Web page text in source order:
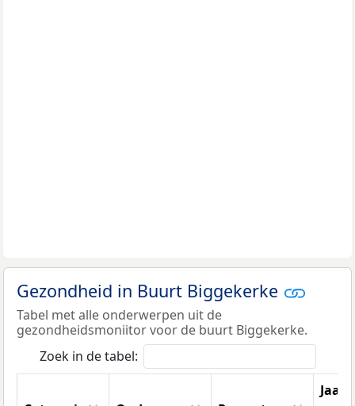
Gezondheid in Buurt Biggekerke
Tabel met alle onderwerpen uit de
gezondheidsmoniitor voor de buurt Biggekerke.
Zoek in de tabel:
Jaar